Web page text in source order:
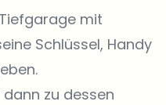
mit
Schlüssel, Handy
zu dessen